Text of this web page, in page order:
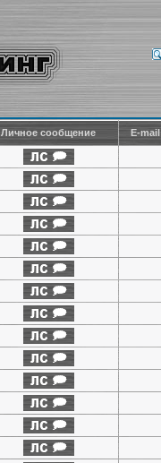
Личное сообщение E-